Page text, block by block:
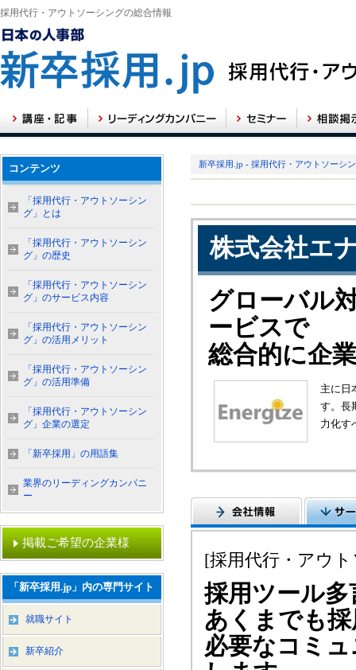
採用代行・アウトソーシングの総合情報
新卒採用.jp - 採用代行・アウトソーシ
株式会社エ
グローバル
ービスで
総合的に企
主に日
す。長
力化す
[採用代行・アウ
採用ツール
あくまでも
必要なコミ
コンテンツ
「採用代行・アウトソーシン
グ」とは
「採用代行・アウトソーシン
グ」の歴史
「採用代行・アウトソーシン
グ」のサービス内容
「採用代行・アウトソーシン
グ」の活用メリット
「採用代行・アウトソーシン
グ」の活用準備
「採用代行・アウトソーシン
グ」企業の選定
「新卒採用」の用語集
業界のリーディングカンパニ
ー
掲載ご希望の企業様
「新卒採用.jp」内の専門サイト
就職サイト
新卒紹介